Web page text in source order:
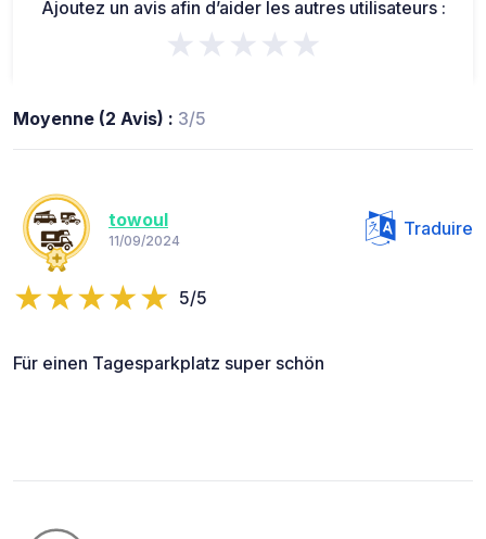
Ajoutez un avis afin d’aider les autres utilisateurs :
★★★★★
Moyenne (2 Avis) : 3/5
towoul
11/09/2024
Traduire
5/5
Für einen Tagesparkplatz super schön